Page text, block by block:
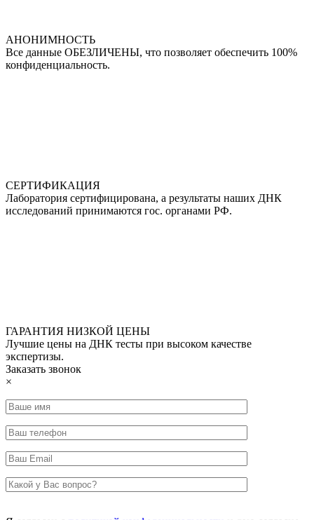
АНОНИМНОСТЬ
Все данные ОБЕЗЛИЧЕНЫ, что позволяет обеспечить 100%
конфиденциальность.
СЕРТИФИКАЦИЯ
Лаборатория сертифицирована, а результаты наших ДНК
исследований принимаются гос. органами РФ.
ГАРАНТИЯ НИЗКОЙ ЦЕНЫ
Лучшие цены на ДНК тесты при высоком качестве
экспертизы.
Заказать звонок
×